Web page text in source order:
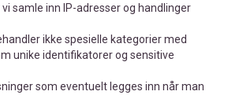
samle inn IP-adresser og handlinger
ikke spesielle kategorier med
unike identifikatorer og sensitive
som eventuelt legges inn når man